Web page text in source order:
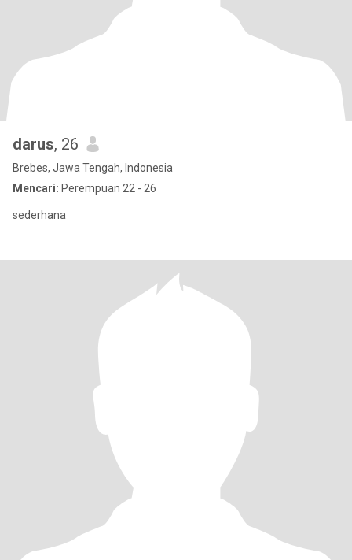
darus, 26
Brebes, Jawa Tengah, Indonesia
Mencari: Perempuan 22 - 26
sederhana